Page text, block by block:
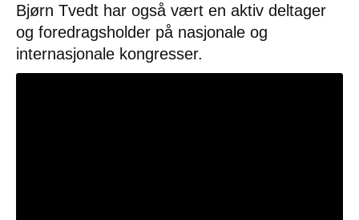
Bjørn Tvedt har også vært en aktiv deltager
og foredragsholder på nasjonale og
internasjonale kongresser.